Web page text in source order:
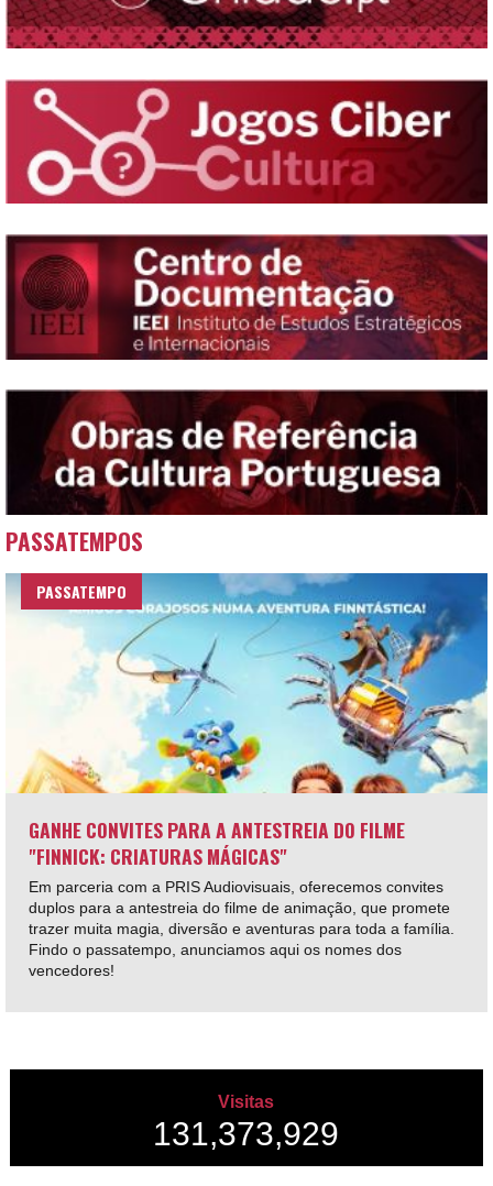
PASSATEMPOS
PASSATEMPO
GANHE CONVITES PARA A ANTESTREIA DO FILME
"FINNICK: CRIATURAS MÁGICAS"
Em parceria com a PRIS Audiovisuais, oferecemos convites
duplos para a antestreia do filme de animação, que promete
trazer muita magia, diversão e aventuras para toda a família.
Findo o passatempo, anunciamos aqui os nomes dos
vencedores!
Visitas
131,373,929